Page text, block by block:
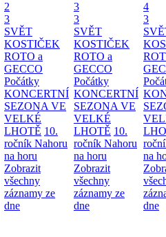
2
3
SVĚT
KOSTIČEK
ROTO a
GECCO
Počátky
KONCERTNÍ
SEZONA VE
VELKÉ
LHOTĚ 10.
ročník Nahoru
na horu
Zobrazit
všechny
záznamy ze
dne
3
3
SVĚT
KOSTIČEK
ROTO a
GECCO
Počátky
KONCERTNÍ
SEZONA VE
VELKÉ
LHOTĚ 10.
ročník Nahoru
na horu
Zobrazit
všechny
záznamy ze
dne
4
3
na
dne